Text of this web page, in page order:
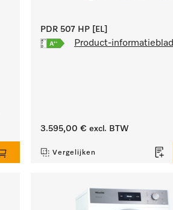
PDR 507 HP [EL]
Product-informatieblad
3.595,00 € excl. BTW
Vergelijken